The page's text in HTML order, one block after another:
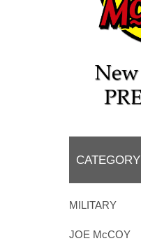
CATEGORY
MILITARY
JOE McCOY